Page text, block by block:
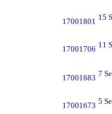
17001801 15
17001706 11
17001683 7
17001673 5